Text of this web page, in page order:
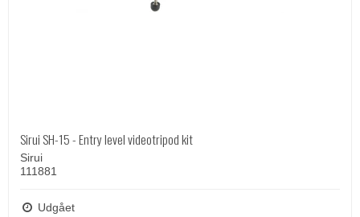
Sirui SH-15 - Entry level videotripod kit
Sirui
111881
Udgået